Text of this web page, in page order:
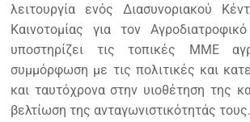
λειτουργία ενός Διασυνοριακού
Καινοτομίας για τον
υποστηρίζει τις τοπικές ΜΜΕ
συμμόρφωση με τις πολιτικές και
και ταυτόχρονα στην υιοθέτηση της
βελτίωση της ανταγωνιστικότητάς τους.